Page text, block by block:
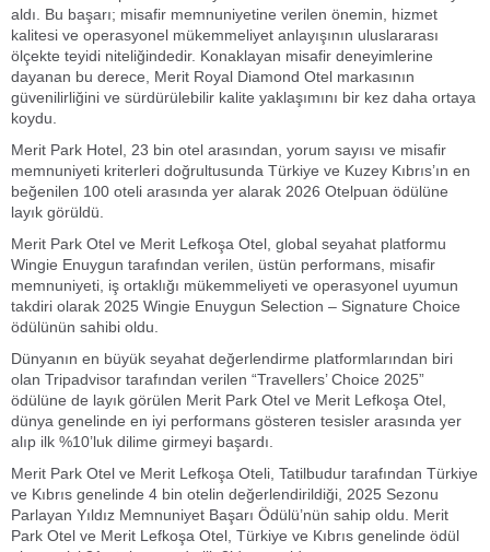
aldı. Bu başarı; misafir memnuniyetine verilen önemin, hizmet
kalitesi ve operasyonel mükemmeliyet anlayışının uluslararası
ölçekte teyidi niteliğindedir. Konaklayan misafir deneyimlerine
dayanan bu derece, Merit Royal Diamond Otel markasının
güvenilirliğini ve sürdürülebilir kalite yaklaşımını bir kez daha ortaya
koydu.
Merit Park Hotel, 23 bin otel arasından, yorum sayısı ve misafir
memnuniyeti kriterleri doğrultusunda Türkiye ve Kuzey Kıbrıs’ın en
beğenilen 100 oteli arasında yer alarak 2026 Otelpuan ödülüne
layık görüldü.
Merit Park Otel ve Merit Lefkoşa Otel, global seyahat platformu
Wingie Enuygun tarafından verilen, üstün performans, misafir
memnuniyeti, iş ortaklığı mükemmeliyeti ve operasyonel uyumun
takdiri olarak 2025 Wingie Enuygun Selection – Signature Choice
ödülünün sahibi oldu.
Dünyanın en büyük seyahat değerlendirme platformlarından biri
olan Tripadvisor tarafından verilen “Travellers’ Choice 2025”
ödülüne de layık görülen Merit Park Otel ve Merit Lefkoşa Otel,
dünya genelinde en iyi performans gösteren tesisler arasında yer
alıp ilk %10’luk dilime girmeyi başardı.
Merit Park Otel ve Merit Lefkoşa Oteli, Tatilbudur tarafından Türkiye
ve Kıbrıs genelinde 4 bin otelin değerlendirildiği, 2025 Sezonu
Parlayan Yıldız Memnuniyet Başarı Ödülü’nün sahip oldu. Merit
Park Otel ve Merit Lefkoşa Otel, Türkiye ve Kıbrıs genelinde ödül